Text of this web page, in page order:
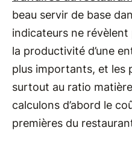
beau servir de base
indicateurs ne
la productivité d’une
plus importants, et les
surtout au ratio
calculons d’abord le
premières du